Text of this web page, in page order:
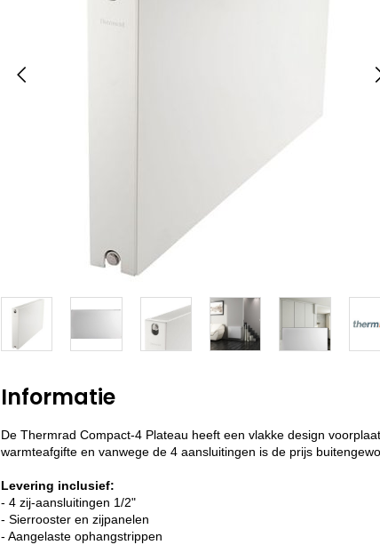
Informatie
De Thermrad Compact-4 Plateau heeft een vlakke design
warmteafgifte en vanwege de 4 aansluitingen is de prijs
Levering inclusief:
- 4 zij-aansluitingen 1/2"
- Sierrooster en zijpanelen
- Aangelaste ophangstrippen